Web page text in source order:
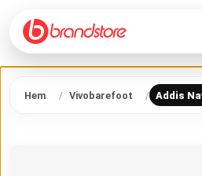
Hem Vivobarefoot Addis